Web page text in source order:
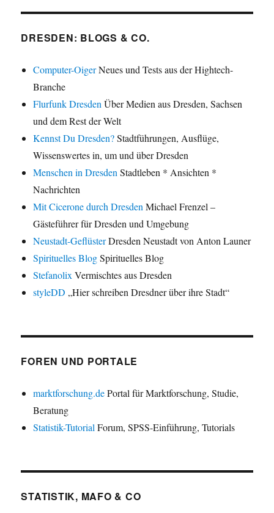
DRESDEN: BLOGS & CO.
Computer-OigerNeues und Tests aus der Hightech-
Branche
Flurfunk DresdenÜber Medien aus Dresden, Sachsen
und dem Rest der Welt
Kennst Du Dresden?Stadtführungen, Ausflüge,
Wissenswertes in, um und über Dresden
Menschen in DresdenStadtleben * Ansichten *
Nachrichten
Mit Cicerone durch DresdenMichael Frenzel –
Gästeführer für Dresden und Umgebung
Neustadt-GeflüsterDresden Neustadt von Anton Launer
Spirituelles BlogSpirituelles Blog
StefanolixVermischtes aus Dresden
styleDD „Hier schreiben Dresdner über ihre Stadt“
FOREN UND PORTALE
marktforschung.dePortal für Marktforschung, Studie,
Beratung
Statistik-TutorialForum, SPSS-Einführung, Tutorials
STATISTIK, MAFO & CO